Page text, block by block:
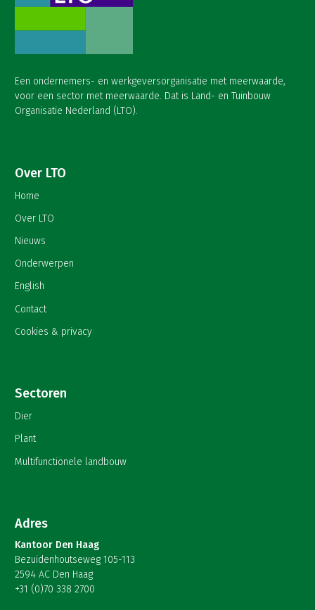
Een ondernemers- en werkgeversorganisatie met meerwaarde,
voor een sector met meerwaarde. Dat is Land- en Tuinbouw
Organisatie Nederland (LTO).
Over LTO
Home
Over LTO
Nieuws
Onderwerpen
English
Contact
Cookies & privacy
Sectoren
Dier
Plant
Multifunctionele landbouw
Adres
Kantoor Den Haag
Bezuidenhoutseweg 105-113
2594 AC Den Haag
+31 (0)70 338 2700